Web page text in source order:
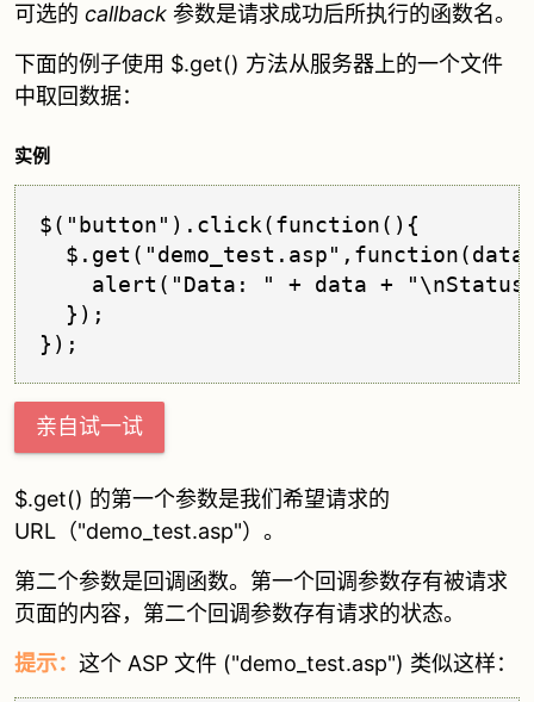
可选的 callback 参数是请求成功后所执行的函数名。
下面的例子使用 $.get() 方法从服务器上的一个文件
中取回数据：
实例
$("button").click(function(){
alert("Data: " + data +
  });
亲自试一试
$.get() 的第一个参数是我们希望请求的
URL（"demo_test.asp"）。
第二个参数是回调函数。第一个回调参数存有被请求
页面的内容，第二个回调参数存有请求的状态。
提示： 这个 ASP 文件 ("demo_test.asp") 类似这样：